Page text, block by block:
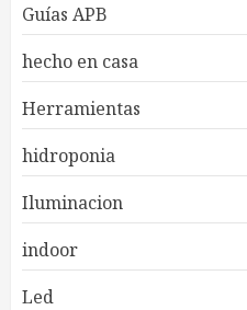
Guías APB
hecho en casa
Herramientas
hidroponia
Iluminacion
indoor
Led